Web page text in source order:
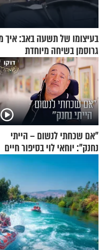
בעיצומו של תשעה באב: איך
גרוסמן בשיחה מיוחדת
"אם שכחתי לנשום – הייתי
נחנק": יוחאי לוי בסיפור חיים